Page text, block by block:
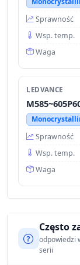
Sprawność
Wsp. temp.
Waga
LEDVANCE
Sprawność
Wsp. temp.
Waga
Często
odpowiedzi
serii